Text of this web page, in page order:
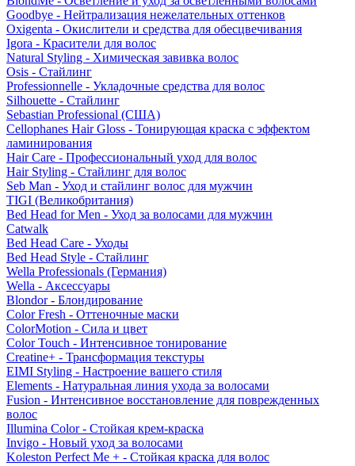
Goodbye - Нейтрализация нежелательных оттенков
Oxigenta - Окислители и средства для обесцвечивания
Igora - Красители для волос
Natural Styling - Химическая завивка волос
Osis - Стайлинг
Professionnelle - Укладочные средства для волос
Silhouette - Стайлинг
Sebastian Professional (США)
Cellophanes Hair Gloss - Тонирующая краска с эффектом
ламинирования
Hair Care - Профессиональный уход для волос
Hair Styling - Стайлинг для волос
Seb Man - Уход и стайлинг волос для мужчин
TIGI (Великобритания)
Bed Head for Men - Уход за волосами для мужчин
Catwalk
Bed Head Care - Уходы
Bed Head Style - Стайлинг
Wella Professionals (Германия)
Wella - Аксессуары
Blondor - Блондирование
Color Fresh - Оттеночные маски
ColorMotion - Сила и цвет
Color Touch - Интенсивное тонирование
Creatine+ - Трансформация текстуры
EIMI Styling - Настроение вашего стиля
Elements - Натуральная линия ухода за волосами
Fusion - Интенсивное восстановление для поврежденных
волос
Illumina Color - Стойкая крем-краска
Invigo - Новый уход за волосами
Koleston Perfect Me + - Стойкая краска для волос